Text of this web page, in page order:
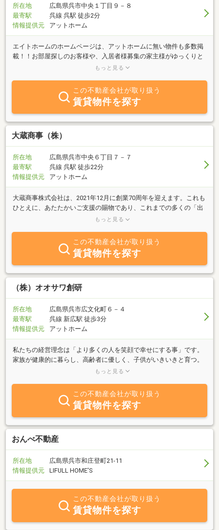
所在地
広島県呉市中央１丁目９－８
最寄駅
呉線 呉駅 徒歩2分
情報提供元
アットホーム
エイトホームのホームページは、アットホームに無い物件も多数掲
載！！お部屋探しのお客様や、入居者様募集の家主様がゆっくりと
お話ができるお店づくりを目指しています！ガラス張りで店内の様
しております。『ちょっとお部屋が見たいな』 『この物件の詳
しい話が聞きたいな』 と思ったら、メールやお電話でのお問い合
わせもOK(^ ^)お気軽にお問い合わせください♪
もっと見る
この不動産会社が取り扱う
賃貸物件を探す
大蔵商事（株）
所在地
広島県呉市中央６丁目７－７
最寄駅
呉線 呉駅 徒歩22分
情報提供元
アットホーム
大蔵商事株式会社は、2021年12月に創業70周年を迎えます。これも
ひとえに、あたたかいご支援の賜物であり、これまでの多くの「出
会い」に深い感謝を申し上げます。1951年呉市本通りで、金融、不
てまいりました。現在は、不動産事業に特化して、収益物件の運
営・販売・仲介事業、賃貸住宅・駐車場の管理・仲介事業、駐車場
のサブリース事業を営んでおります。また、株式会社UF Design建築
事務所様のご協力により、新時代の都市型ガレージハウス賃貸住
宅 「solana（ソラーナ）」シリーズを運営、管理をする運びとな
りました。「solana（ソラーナ）」シリーズの多くの物件が、開発
のガレージハウスとなっております。今までにはない賃貸住宅です
ので、ぜひお問い合わせくださいませ。
もっと見る
この不動産会社が取り扱う
賃貸物件を探す
（株）オオサワ創研
所在地
広島県呉市広文化町６－４
最寄駅
呉線 新広駅 徒歩3分
情報提供元
アットホーム
私たちの経営理念は「より多くの人を笑顔で幸せにする事」です。
家族が健康的に暮らし、高齢者に優しく、子供がいきいきと育つ。
そんな住まいをご提供することを経営方針に掲げています。 「古く
たので新築か中古住宅の購入を検討したい」毎日過ごす場所だから
こそ大切なお住まいに関するご相談・お悩みをお聞きし 笑顔で安心
して過ごしていただきたい。そして、劇的によくなったお住まいを
手に入れたお客様の笑顔と喜びの声を励みにしています。その結
果、私たちもやりがいを感じ笑顔で生き生きと働くことで、子供た
ちから憧れられる会社であり続けるために日々考え、さまざまな取
もっと見る
この不動産会社が取り扱う
賃貸物件を探す
おんべ不動産
所在地
広島県呉市和庄登町21-11
情報提供元
LIFULL HOME'S
この不動産会社が取り扱う
賃貸物件を探す